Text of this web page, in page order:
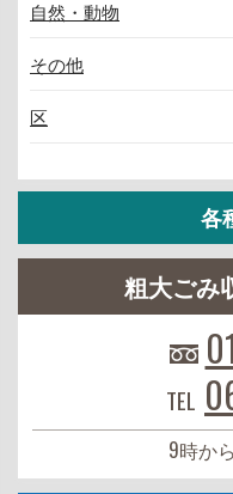
自然・動物
その他
区
各
粗大ごみ
TEL
9時か